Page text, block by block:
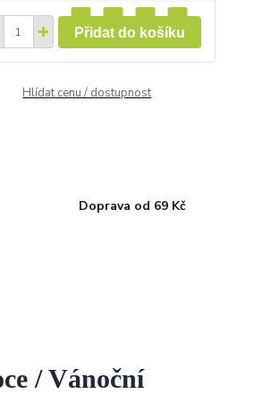
Přidat do košíku
Hlídat cenu / dostupnost
Doprava od 69 Kč
/ Vánoční